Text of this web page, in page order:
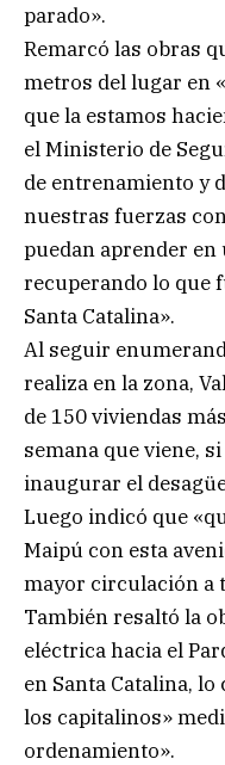
parado».
Remarcó las obras
metros del lugar en
que la estamos
el Ministerio de
de entrenamiento y
nuestras fuerzas
puedan aprender en
recuperando lo que
Santa Catalina».
Al seguir
realiza en la zona,
de 150 viviendas
semana que viene,
inaugurar el
Luego indicó que
Maipú con esta
mayor circulación a
También resaltó la
eléctrica hacia el
en Santa Catalina,
los capitalinos»
ordenamiento».